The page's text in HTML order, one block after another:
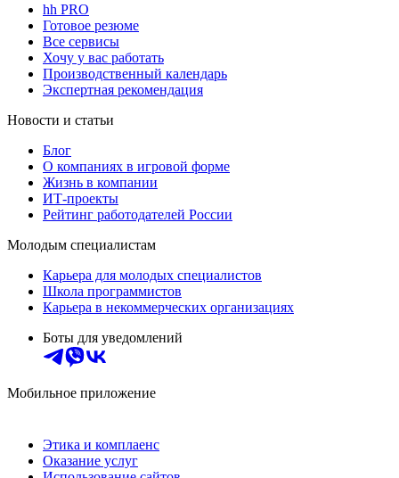
hh PRO
Готовое резюме
Все сервисы
Хочу у вас работать
Производственный календарь
Экспертная рекомендация
Новости и статьи
Блог
О компаниях в игровой форме
Жизнь в компании
ИТ-проекты
Рейтинг работодателей России
Молодым специалистам
Карьера для молодых специалистов
Школа программистов
Карьера в некоммерческих организациях
Боты для уведомлений
Мобильное приложение
Этика и комплаенс
Оказание услуг